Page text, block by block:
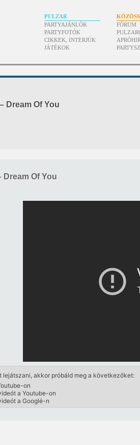
PULZAR
PARTYAJÁNLÓK
PARTYFOTÓK
CIKKEK, INTERJÚK
JÁTÉKOK
FÓRUM
Dream Of You
Of You
lejátszani, akkor próbáld meg a következőket:
on
a Youtube-on
a Googlé-n